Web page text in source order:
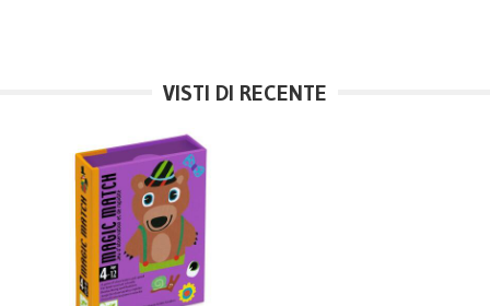
VISTI DI RECENTE